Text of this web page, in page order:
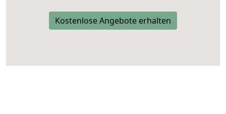
Kostenlose Angebote erhalten